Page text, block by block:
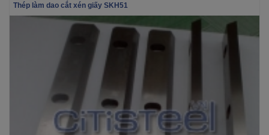
Thép làm dao cắt xén giấy SKH51